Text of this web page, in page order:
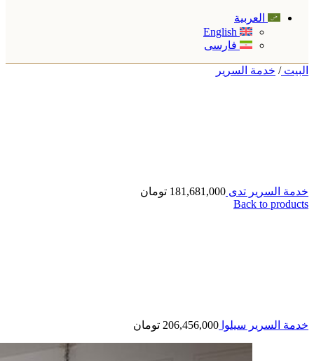
العربية
English
فارسی
البیت/ خدمة السرير
خدمة السرير تدی 181,681,000 تومان
Back to products
خدمة السرير سیلوا 206,456,000 تومان